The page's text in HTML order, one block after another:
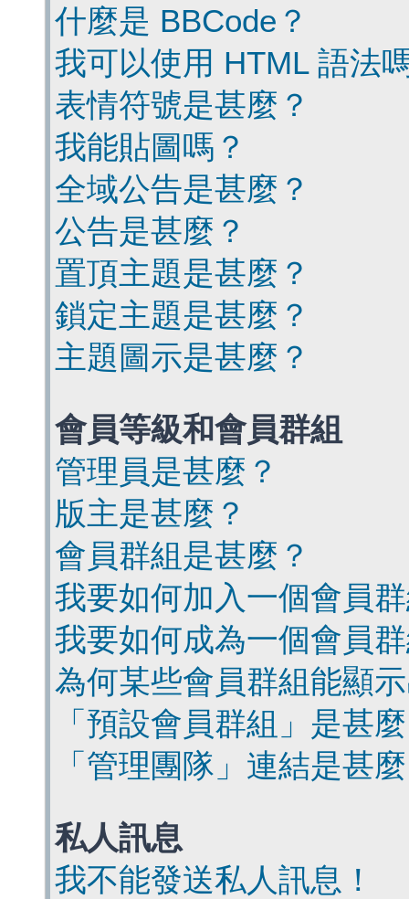
什麼是 BBCode？
我可以使用 HTML 語法
表情符號是甚麼？
我能貼圖嗎？
全域公告是甚麼？
公告是甚麼？
置頂主題是甚麼？
鎖定主題是甚麼？
主題圖示是甚麼？
會員等級和會員群組
管理員是甚麼？
版主是甚麼？
會員群組是甚麼？
我要如何加入一個會員
我要如何成為一個會員
為何某些會員群組能顯
「預設會員群組」是甚
「管理團隊」連結是甚
私人訊息
我不能發送私人訊息！